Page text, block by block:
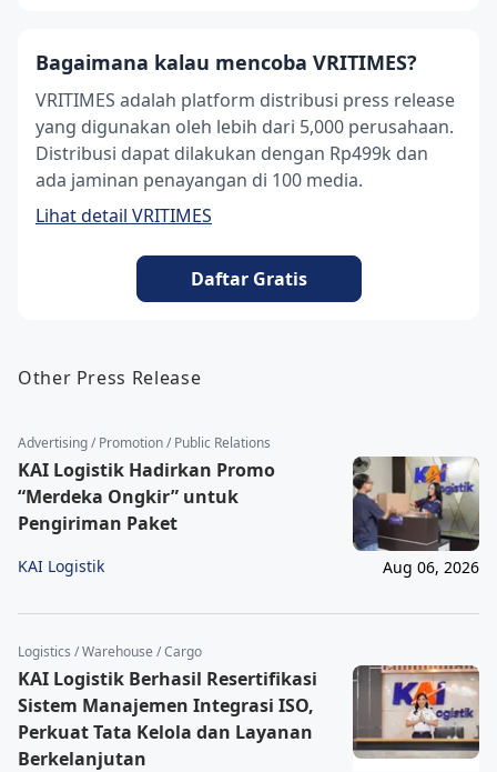
Bagaimana kalau mencoba VRITIMES?
VRITIMES adalah platform distribusi press release
yang digunakan oleh lebih dari 5,000 perusahaan.
Distribusi dapat dilakukan dengan Rp499k dan
ada jaminan penayangan di 100 media.
Lihat detail VRITIMES
Daftar Gratis
Other Press Release
Advertising / Promotion / Public Relations
KAI Logistik Hadirkan Promo
“Merdeka Ongkir” untuk
Pengiriman Paket
KAI Logistik Aug 06, 2026
Logistics / Warehouse / Cargo
KAI Logistik Berhasil Resertifikasi
Sistem Manajemen Integrasi ISO,
Perkuat Tata Kelola dan Layanan
Berkelanjutan